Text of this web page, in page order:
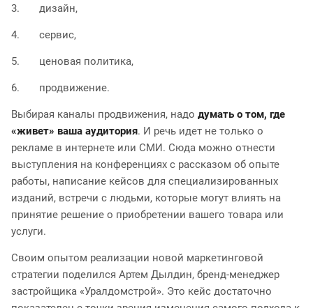
3. дизайн,
4. сервис,
5. ценовая политика,
6. продвижение.
Выбирая каналы продвижения, надо думать о том, где
«живет» ваша аудитория. И речь идет не только о
рекламе в интернете или СМИ. Сюда можно отнести
выступления на конференциях с рассказом об опыте
работы, написание кейсов для специализированных
изданий, встречи с людьми, которые могут влиять на
принятие решение о приобретении вашего товара или
услуги.
Своим опытом реализации новой маркетинговой
стратегии поделился Артем Дылдин, бренд-менеджер
застройщика «Уралдомстрой». Это кейс достаточно